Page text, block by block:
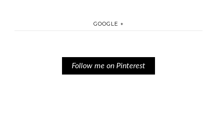
GOOGLE +
Follow me on Pinterest